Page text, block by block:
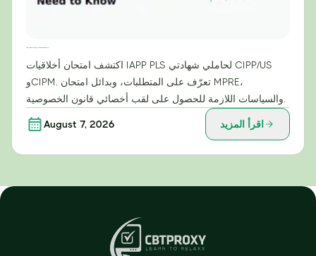
اكتشف امتحان أخلاقيات IAPP PLS لحاملي شهادتي CIPP/US
وCIPM. تعرّف على المتطلبات، وبدائل امتحان MPRE،
August 7, 2026 اقرأ المزيد